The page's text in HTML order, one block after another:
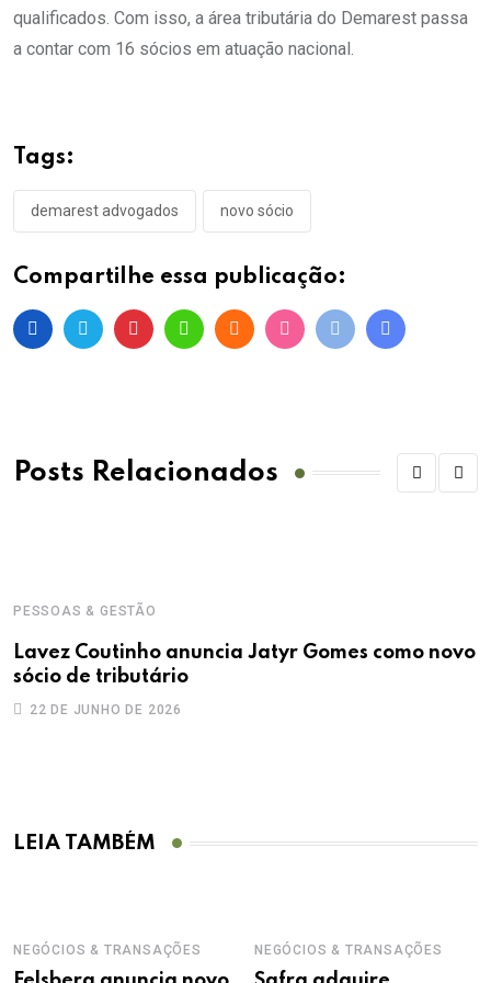
qualificados. Com isso, a área tributária do Demarest passa
a contar com 16 sócios em atuação nacional.
Tags:
demarest advogados novo sócio
Compartilhe essa publicação:
Posts Relacionados
PESSOAS & GESTÃO
Lavez Coutinho anuncia Jatyr Gomes como novo
sócio de tributário
22 DE JUNHO DE 2026
LEIA TAMBÉM
NEGÓCIOS & TRANSAÇÕES NEGÓCIOS & TRANSAÇÕES